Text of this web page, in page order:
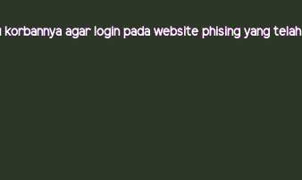
agar login pada website phising yang telah